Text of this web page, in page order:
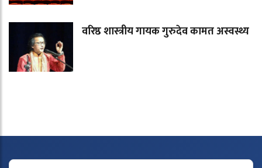
वरिष्ठ शास्त्रीय गायक गुरुदेव कामत अस्वस्थ्य